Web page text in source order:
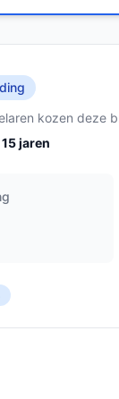
kozen deze
15jaren